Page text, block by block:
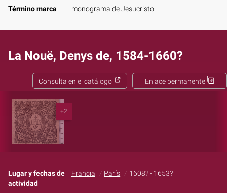
Término marca
monograma de Jesucristo
La Nouë, Denys de, 1584-1660?
Enlace permanente
Consulta en el catálogo
+2
Lugar y fechas de
actividad
Francia París 1608? - 1653?